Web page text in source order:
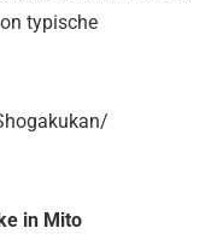
typische
in Mito